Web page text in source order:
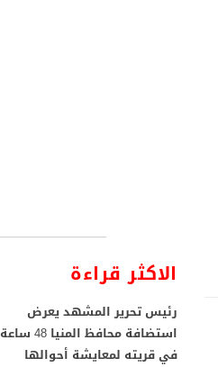
الاكثر قراءة
رئيس تحرير المشهد يعرض
استضافة محافظ المنيا 48 ساعة
في قريته لمعايشة أحوالها